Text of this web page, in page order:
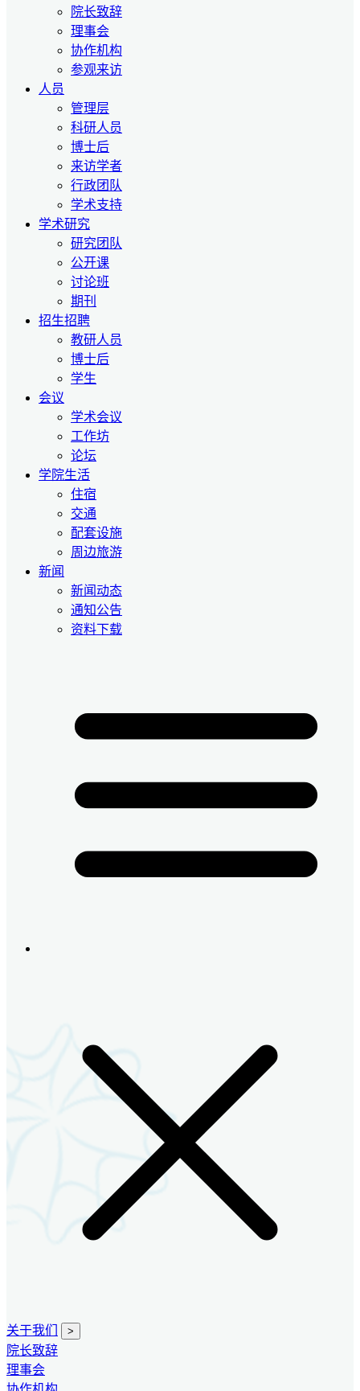
院长致辞
理事会
协作机构
参观来访
人员
管理层
科研人员
博士后
来访学者
行政团队
学术支持
学术研究
研究团队
公开课
讨论班
期刊
招生招聘
教研人员
博士后
学生
会议
学术会议
工作坊
论坛
学院生活
住宿
交通
配套设施
周边旅游
新闻
新闻动态
通知公告
资料下载
关于我们 >
院长致辞
理事会